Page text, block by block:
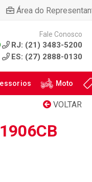
Área do
Fale Conosco
RJ: (21) 3483-5200
ES: (27) 2888-0130
Moto
VOLTAR